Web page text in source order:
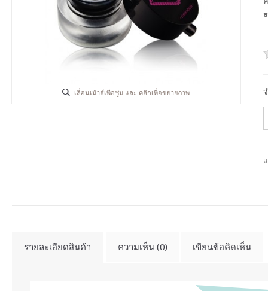
เลื่อนเม้าส์เพื่อซูม และ คลิกเพื่อขยายภาพ
รายละเอียดสินค้า ความเห็น (0) เขียนข้อคิดเห็น